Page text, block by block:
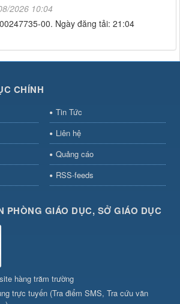
2026 10:04
00. Ngày đăng tải: 21:04
CHÍNH
Tin Tức
Liên hệ
Quảng cáo
RSS-feeds
PHÒNG GIÁO DỤC, SỞ GIÁO DỤC
hàng trăm trường
trực tuyến (Tra điểm SMS, Tra cứu văn